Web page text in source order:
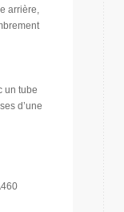
arrière,
un tube
d’une